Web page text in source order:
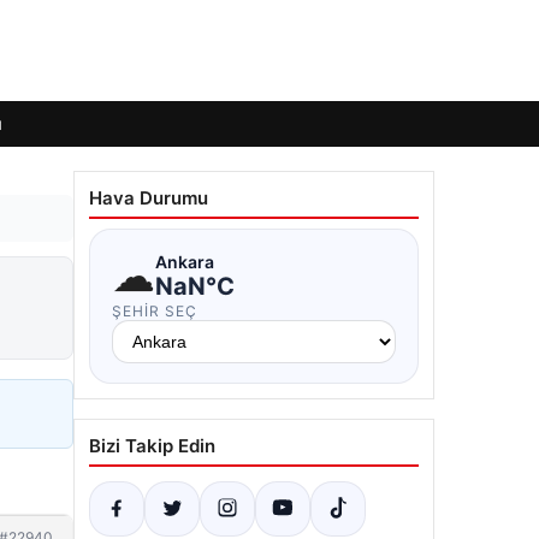
Hava Durumu
☁Ankara
NaN°C
ŞEHIR SEÇ
Bizi Takip Edin